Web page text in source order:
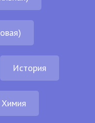
История
Химия